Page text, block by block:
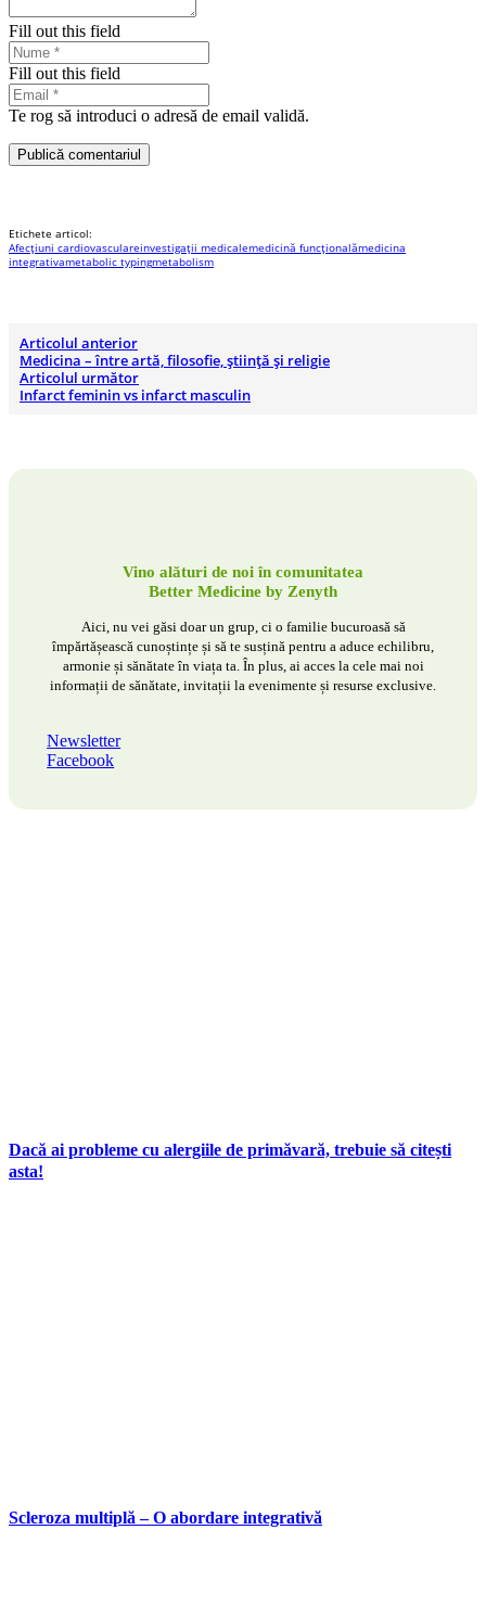
Fill out this field
Fill out this field
Te rog să introduci o adresă de email validă.
Publică comentariul
Etichete articol:
Afecțiuni cardiovasculareinvestigații medicalemedicină funcționalămedicina
integrativametabolic typingmetabolism
Articolul anterior
Medicina – între artă, filosofie, ştiință şi religie
Articolul următor
Infarct feminin vs infarct masculin
Vino alături de noi în comunitatea
Better Medicine by Zenyth
Aici, nu vei găsi doar un grup, ci o familie bucuroasă să
împărtășească cunoștințe și să te susțină pentru a aduce echilibru,
armonie și sănătate în viața ta. În plus, ai acces la cele mai noi
informații de sănătate, invitații la evenimente și resurse exclusive.
Newsletter
Facebook
Dacă ai probleme cu alergiile de primăvară, trebuie să citești
asta!
Scleroza multiplă – O abordare integrativă